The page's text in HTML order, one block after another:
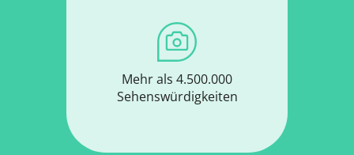
Mehr als 4.500.000
Sehenswürdigkeiten